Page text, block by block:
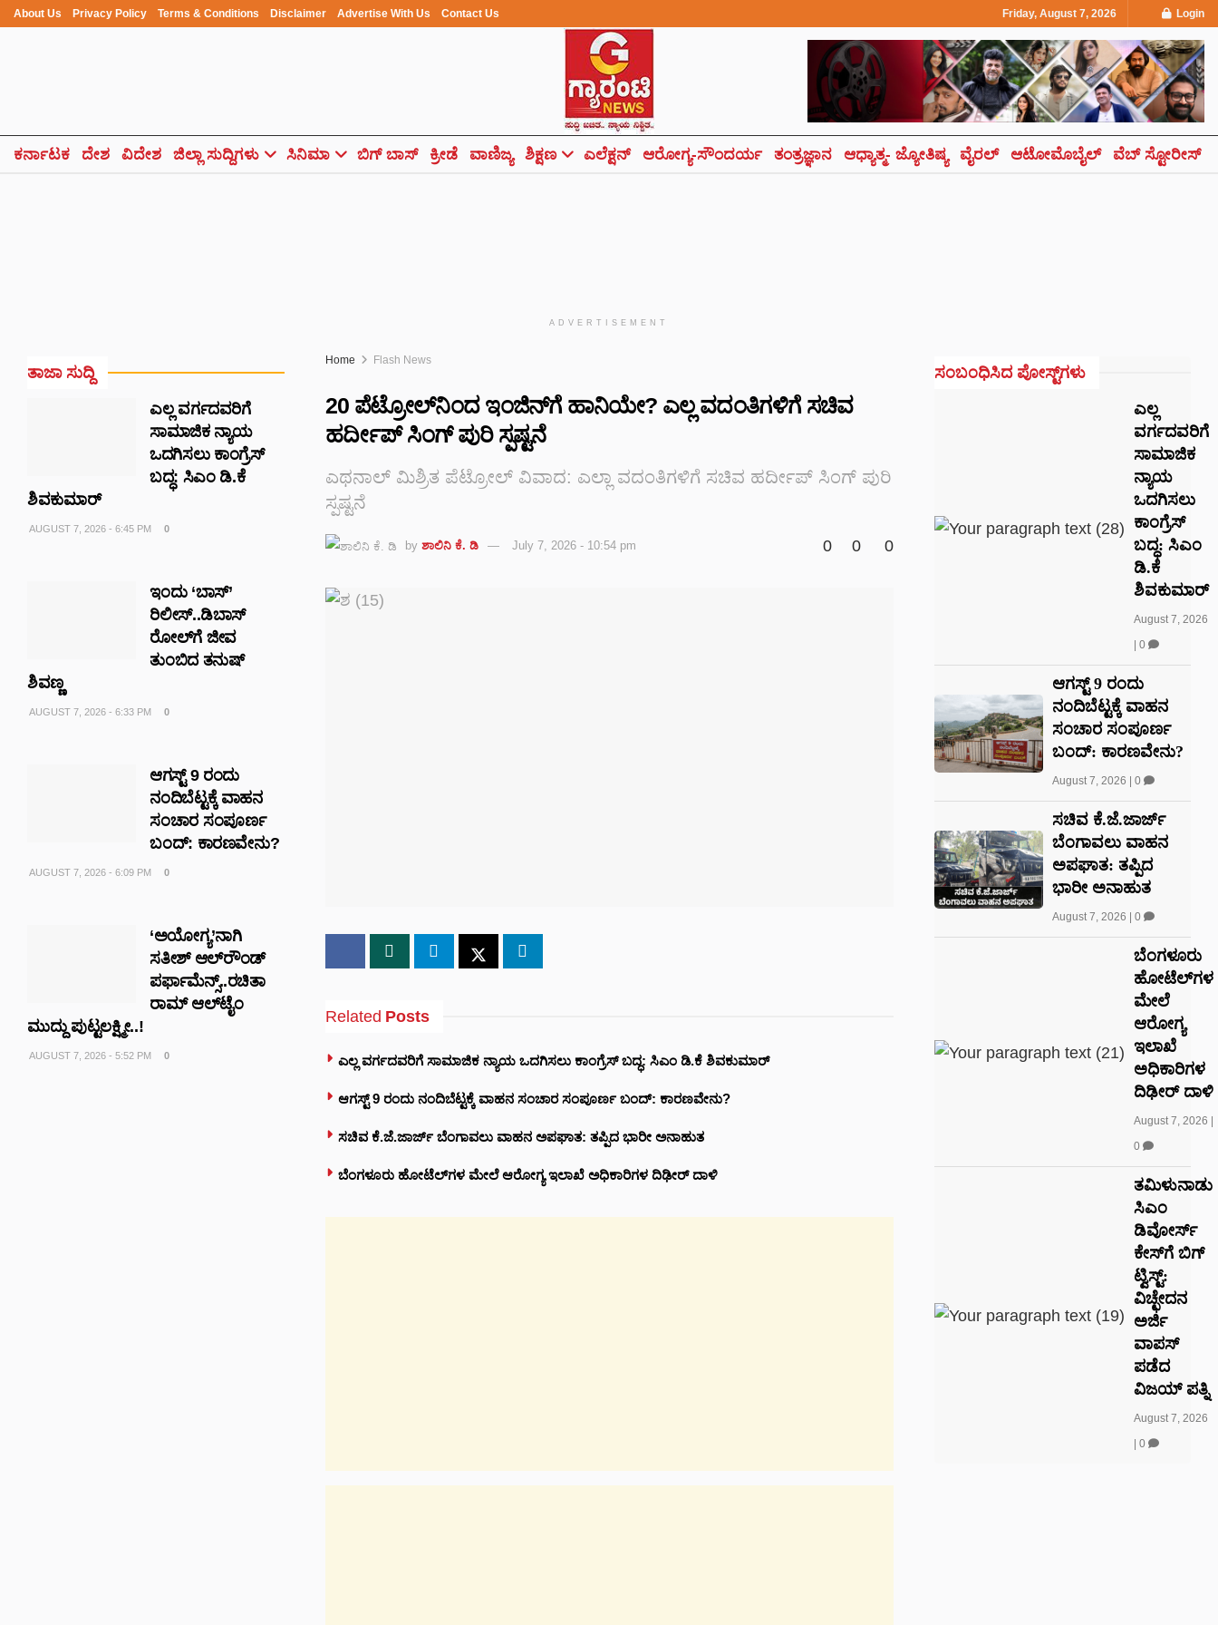
About Us Privacy Policy Terms & Conditions Disclaimer Advertise With Us Contact Us Friday, August 7, 2026 Login
ಕರ್ನಾಟಕ ದೇಶ ವಿದೇಶ ಜಿಲ್ಲಾ ಸುದ್ದಿಗಳು ಸಿನಿಮಾ ಬಿಗ್ ಬಾಸ್ ಕ್ರೀಡೆ ವಾಣಿಜ್ಯ ಶಿಕ್ಷಣ ಎಲೆಕ್ಷನ್ ಆರೋಗ್ಯ-ಸೌಂದರ್ಯ ತಂತ್ರಜ್ಞಾನ ಆಧ್ಯಾತ್ಮ- ಜ್ಯೋತಿಷ್ಯ ವೈರಲ್ ಆಟೋಮೊಬೈಲ್ ವೆಬ್ ಸ್ಟೋರೀಸ್
ADVERTISEMENT
Home Flash News
20 ಪೆಟ್ರೋಲ್‌ನಿಂದ ಇಂಜಿನ್‌ಗೆ ಹಾನಿಯೇ? ಎಲ್ಲ ವದಂತಿಗಳಿಗೆ ಸಚಿವ
ಹರ್ದೀಪ್ ಸಿಂಗ್ ಪುರಿ ಸ್ಪಷ್ಟನೆ
ಎಥನಾಲ್ ಮಿಶ್ರಿತ ಪೆಟ್ರೋಲ್ ವಿವಾದ: ಎಲ್ಲಾ ವದಂತಿಗಳಿಗೆ ಸಚಿವ ಹರ್ದೀಪ್ ಸಿಂಗ್ ಪುರಿ
ಸ್ಪಷ್ಟನೆ
by ಶಾಲಿನಿ ಕೆ. ಡಿ July 7, 2026 - 10:54 pm 0 0 0
Related Posts
ಎಲ್ಲ ವರ್ಗದವರಿಗೆ ಸಾಮಾಜಿಕ ನ್ಯಾಯ ಒದಗಿಸಲು ಕಾಂಗ್ರೆಸ್ ಬದ್ಧ: ಸಿಎಂ ಡಿ.ಕೆ ಶಿವಕುಮಾರ್
ಆಗಸ್ಟ್ 9 ರಂದು ನಂದಿಬೆಟ್ಟಕ್ಕೆ ವಾಹನ ಸಂಚಾರ ಸಂಪೂರ್ಣ ಬಂದ್: ಕಾರಣವೇನು?
ಸಚಿವ ಕೆ.ಜೆ.ಜಾರ್ಜ್ ಬೆಂಗಾವಲು ವಾಹನ ಅಪಘಾತ: ತಪ್ಪಿದ ಭಾರೀ ಅನಾಹುತ
ಬೆಂಗಳೂರು ಹೋಟೆಲ್‌ಗಳ ಮೇಲೆ ಆರೋಗ್ಯ ಇಲಾಖೆ ಅಧಿಕಾರಿಗಳ ದಿಢೀರ್ ದಾಳಿ
ತಾಜಾ ಸುದ್ದಿ
ಎಲ್ಲ ವರ್ಗದವರಿಗೆ
ಸಾಮಾಜಿಕ ನ್ಯಾಯ
ಒದಗಿಸಲು ಕಾಂಗ್ರೆಸ್
ಬದ್ಧ: ಸಿಎಂ ಡಿ.ಕೆ
ಶಿವಕುಮಾರ್
AUGUST 7, 2026 - 6:45 PM 0
ಇಂದು ‘ಬಾಸ್’
ರಿಲೀಸ್..ಡಿಬಾಸ್
ರೋಲ್‌ಗೆ ಜೀವ
ತುಂಬಿದ ತನುಷ್
ಶಿವಣ್ಣ
AUGUST 7, 2026 - 6:33 PM 0
ಆಗಸ್ಟ್ 9 ರಂದು
ನಂದಿಬೆಟ್ಟಕ್ಕೆ ವಾಹನ
ಸಂಚಾರ ಸಂಪೂರ್ಣ
ಬಂದ್: ಕಾರಣವೇನು?
AUGUST 7, 2026 - 6:09 PM 0
‘ಅಯೋಗ್ಯ’ನಾಗಿ
ಸತೀಶ್ ಆಲ್‌ರೌಂಡ್
ಪರ್ಫಾಮೆನ್ಸ್..ರಚಿತಾ
ರಾಮ್ ಆಲ್‌‌ಟೈಂ
ಮುದ್ದು ಪುಟ್ಟಲಕ್ಷ್ಮೀ..!
AUGUST 7, 2026 - 5:52 PM 0
ಸಂಬಂಧಿಸಿದ ಪೋಸ್ಟ್‌ಗಳು
ಎಲ್ಲ
ವರ್ಗದವರಿಗೆ
ಸಾಮಾಜಿಕ
ನ್ಯಾಯ
ಒದಗಿಸಲು
ಕಾಂಗ್ರೆಸ್
ಬದ್ಧ: ಸಿಎಂ
ಡಿ.ಕೆ
ಶಿವಕುಮಾರ್
August 7, 2026
0
ಆಗಸ್ಟ್ 9 ರಂದು
ನಂದಿಬೆಟ್ಟಕ್ಕೆ ವಾಹನ
ಸಂಚಾರ ಸಂಪೂರ್ಣ
ಬಂದ್: ಕಾರಣವೇನು?
August 7, 2026 0
ಸಚಿವ ಕೆ.ಜೆ.ಜಾರ್ಜ್
ಬೆಂಗಾವಲು ವಾಹನ
ಅಪಘಾತ: ತಪ್ಪಿದ
ಭಾರೀ ಅನಾಹುತ
August 7, 2026 0
ಬೆಂಗಳೂರು
ಹೋಟೆಲ್‌ಗಳ
ಮೇಲೆ
ಆರೋಗ್ಯ
ಇಲಾಖೆ
ಅಧಿಕಾರಿಗಳ
ದಿಢೀರ್ ದಾಳಿ
August 7, 2026
0
ತಮಿಳುನಾಡು
ಸಿಎಂ
ಡಿವೋರ್ಸ್
ಕೇಸ್‌ಗೆ ಬಿಗ್
ಟ್ವಿಸ್ಟ್:
ವಿಚ್ಛೇದನ
ಅರ್ಜಿ
ವಾಪಸ್
ಪಡೆದ
ವಿಜಯ್ ಪತ್ನಿ
August 7, 2026
0